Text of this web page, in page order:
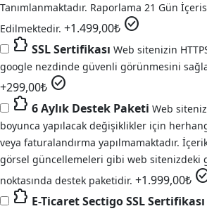
Tanımlanmaktadır. Raporlama 21 Gün
Edilmektedir. +1.499,00₺ check_circle
extension SSL Sertifikası Web sitenizin
google nezdinde güvenli görünmesini
+299,00₺ check_circle
extension 6 Aylık Destek Paketi Web
boyunca yapılacak değişiklikler için
veya faturalandırma yapılmamaktadır.
görsel güncellemeleri gibi web sitenizdeki
noktasında destek paketidir. +1.999,00₺
extension E-Ticaret Sectigo SSL Sertifikası